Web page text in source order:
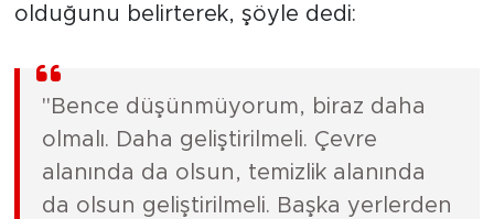
olduğunu belirterek, şöyle dedi:
"Bence düşünmüyorum, biraz daha
olmalı. Daha geliştirilmeli. Çevre
alanında da olsun, temizlik alanında
da olsun geliştirilmeli. Başka yerlerden